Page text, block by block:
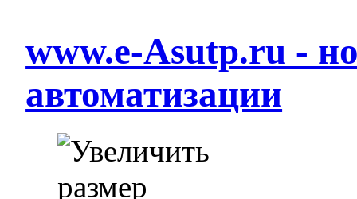
www.e-Asutp.ru -
автоматизации